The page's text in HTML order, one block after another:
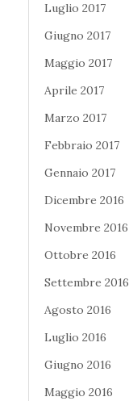
Luglio 2017
Giugno 2017
Maggio 2017
Aprile 2017
Marzo 2017
Febbraio 2017
Gennaio 2017
Dicembre 2016
Novembre 2016
Ottobre 2016
Settembre 2016
Agosto 2016
Luglio 2016
Giugno 2016
Maggio 2016